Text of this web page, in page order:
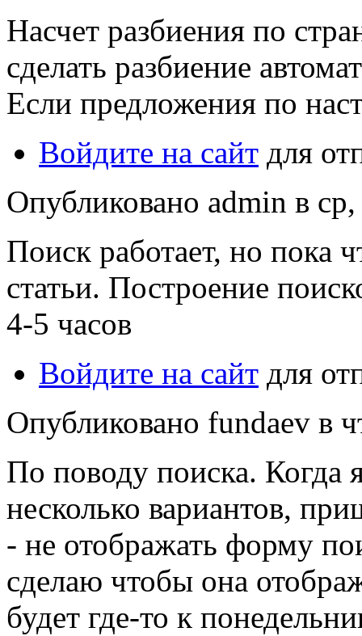
Насчет разбиения по
сделать разбиение
Если предложения по
Войдите на сайт для
Опубликовано admin в
Поиск работает, но пока
статьи. Построение
4-5 часов
Войдите на сайт для
Опубликовано fundaev в
По поводу поиска. Когда
несколько вариантов,
- не отображать форму
сделаю чтобы она
будет где-то к